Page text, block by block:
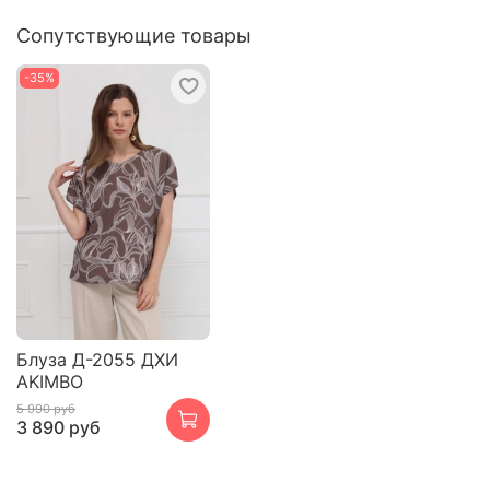
Сопутствующие товары
-35%
Блуза Д-2055 ДХИ
AKIMBO
5 990 руб
3 890 руб